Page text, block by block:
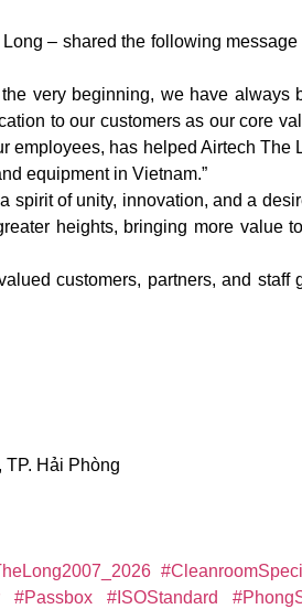
– shared the following message
very beginning, we have always
to our customers as our core
employees, has helped Airtech The
equipment in Vietnam.”
spirit of unity, innovation, and a
heights, bringing more value
customers, partners, and staff
Hải Phòng
#Passbox #ISOStandard